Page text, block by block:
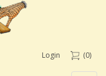
Login (0)